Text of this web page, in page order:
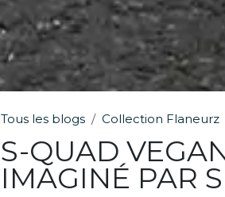
Tous les blogs Collection Flaneurz
S-QUAD
IMAGINÉ PAR